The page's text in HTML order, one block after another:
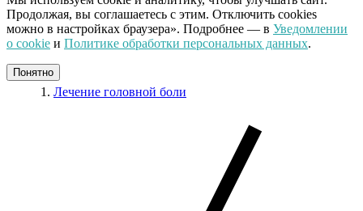
Продолжая, вы соглашаетесь с этим. Отключить cookies
можно в настройках браузера». Подробнее — в Уведомлении
о cookie и Политике обработки персональных данных.
Понятно
Лечение головной боли